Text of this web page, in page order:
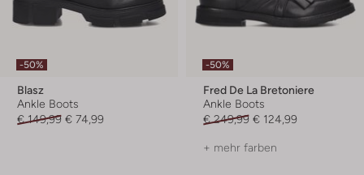
-50%
Blasz
Ankle Boots
€ 149,99 € 74,99
-50%
Fred De La Bretoniere
Ankle Boots
€ 249,99 € 124,99
+ mehr farben